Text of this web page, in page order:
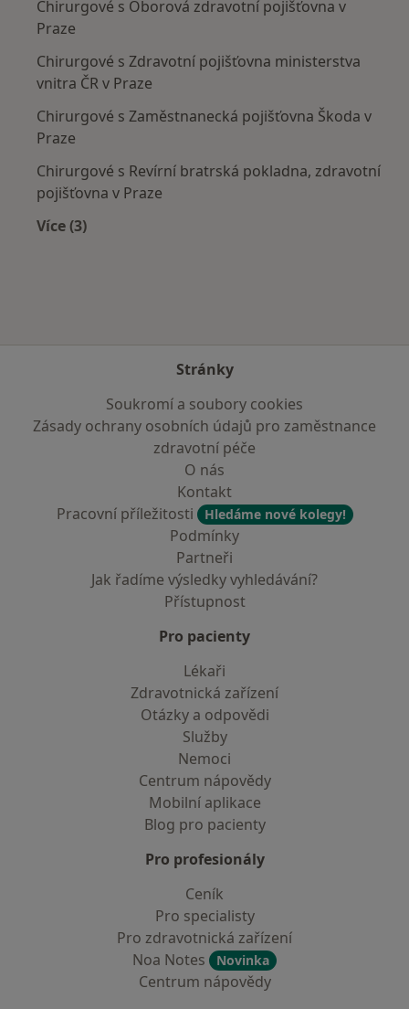
Chirurgové s Oborová zdravotní pojišťovna v
Praze
Chirurgové s Zdravotní pojišťovna ministerstva
vnitra ČR v Praze
Chirurgové s Zaměstnanecká pojišťovna Škoda v
Praze
Chirurgové s Revírní bratrská pokladna, zdravotní
pojišťovna v Praze
Více (3)
Stránky
Soukromí a soubory cookies
Zásady ochrany osobních údajů pro zaměstnance
zdravotní péče
O nás
Kontakt
Pracovní příležitosti
Hledáme nové kolegy!
Podmínky
Partneři
Jak řadíme výsledky vyhledávání?
Přístupnost
Pro pacienty
Lékaři
Zdravotnická zařízení
Otázky a odpovědi
Služby
Nemoci
Centrum nápovědy
Mobilní aplikace
Blog pro pacienty
Pro profesionály
Ceník
Pro specialisty
Pro zdravotnická zařízení
Noa Notes
Novinka
Centrum nápovědy